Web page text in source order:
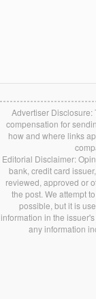
Advertiser Disclosure:
compensation for
how and where links
Editorial Disclaimer:
bank, credit card
reviewed, approved or
the post. We attempt
possible, but it is
information in the
any information